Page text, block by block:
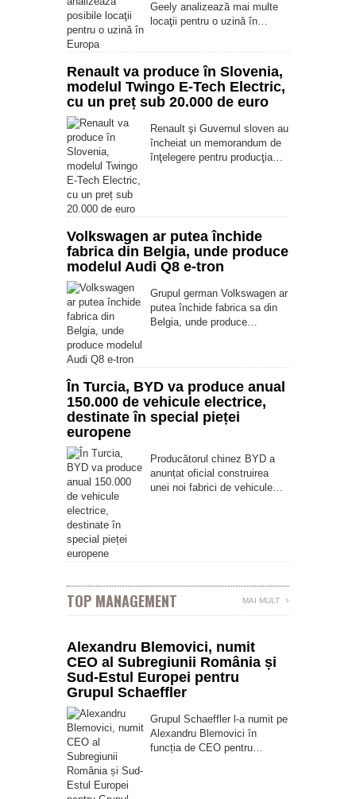
Geely analizează mai multe
locaţii pentru o uzină în…
Renault va produce în Slovenia,
modelul Twingo E-Tech Electric,
cu un preț sub 20.000 de euro
Renault şi Guvernul sloven au
încheiat un memorandum de
înţelegere pentru producţia…
Volkswagen ar putea închide
fabrica din Belgia, unde produce
modelul Audi Q8 e-tron
Grupul german Volkswagen ar
putea închide fabrica sa din
Belgia, unde produce…
În Turcia, BYD va produce anual
150.000 de vehicule electrice,
destinate în special pieței
europene
Producătorul chinez BYD a
anunțat oficial construirea
unei noi fabrici de vehicule…
TOP MANAGEMENT MAI MULT
Alexandru Blemovici, numit
CEO al Subregiunii România și
Sud-Estul Europei pentru
Grupul Schaeffler
Grupul Schaeffler l-a numit pe
Alexandru Blemovici în
funcția de CEO pentru…